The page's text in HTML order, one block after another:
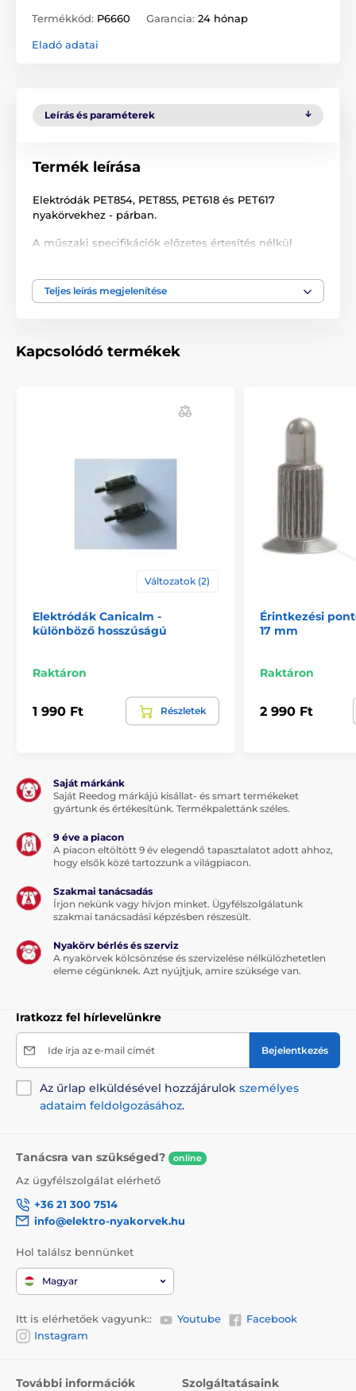
Termékkód: P6660 Garancia: 24 hónap
Eladó adatai
Leírás és paraméterek
Termék leírása
Elektródák PET854, PET855, PET618 és PET617
nyakörvekhez - párban.
A műszaki specifikációk előzetes értesítés nélkül
Tartozékok ugatásgátló nyakörvek
Teljes leírás megjelenítése
Kapcsolódó termékek
Változatok (2)
Elektródák Canicalm -
különböző hosszúságú
Raktáron
1 990 Ft Részletek
Érintkezési
17 mm
Raktáron
2 990 Ft
Saját márkánk
Saját Reedog márkájú kisállat- és smart termékeket
gyártunk és értékesítünk. Termékpalettánk széles.
9 éve a piacon
A piacon eltöltött 9 év elegendő tapasztalatot adott ahhoz,
hogy elsők közé tartozzunk a világpiacon.
Szakmai tanácsadás
Írjon nekünk vagy hívjon minket. Ügyfélszolgálatunk
szakmai tanácsadási képzésben részesült.
Nyakörv bérlés és szerviz
A nyakörvek kölcsönzése és szervizelése nélkülözhetetlen
eleme cégünknek. Azt nyújtjuk, amire szüksége van.
Iratkozz fel hírlevelünkre
Ide írja az e-mail címét Bejelentkezés
Az űrlap elküldésével hozzájárulok személyes
adataim feldolgozásához.
Tanácsra van szükséged? online
Az ügyfélszolgálat elérhető
+36 21 300 7514
info@elektro-nyakorvek.hu
Hol találsz bennünket
Magyar
Itt is elérhetőek vagyunk:: Youtube
Facebook
Instagram
További információk Szolgáltatásaink